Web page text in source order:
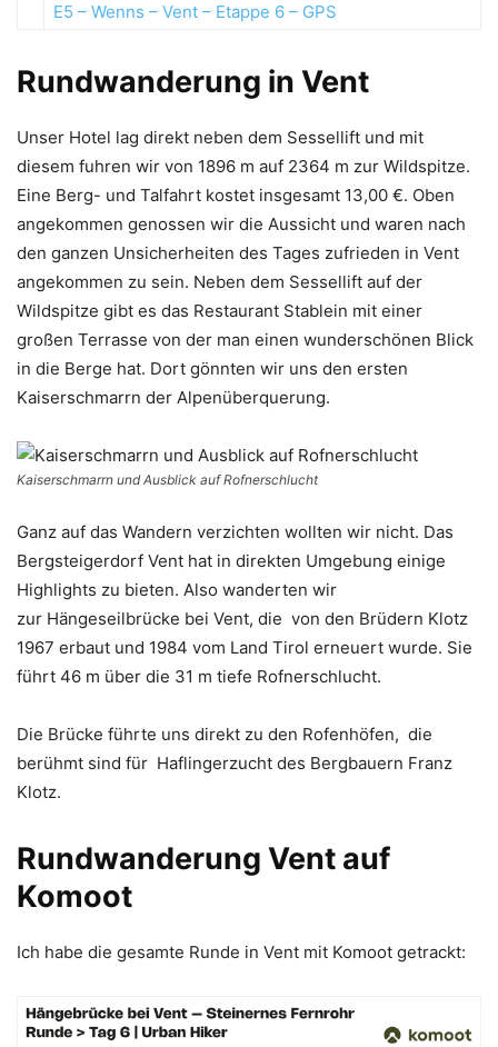
E5 – Wenns – Vent – Etappe 6 – GPS
Rundwanderung in Vent
Unser Hotel lag direkt neben dem Sessellift und mit
diesem fuhren wir von 1896 m auf 2364 m zur Wildspitze.
Eine Berg- und Talfahrt kostet insgesamt 13,00 €. Oben
angekommen genossen wir die Aussicht und waren nach
den ganzen Unsicherheiten des Tages zufrieden in Vent
angekommen zu sein. Neben dem Sessellift auf der
Wildspitze gibt es das Restaurant Stablein mit einer
großen Terrasse von der man einen wunderschönen Blick
in die Berge hat. Dort gönnten wir uns den ersten
Kaiserschmarrn der Alpenüberquerung.
Kaiserschmarrn und Ausblick auf Rofnerschlucht
Ganz auf das Wandern verzichten wollten wir nicht. Das
Bergsteigerdorf Vent hat in direkten Umgebung einige
Highlights zu bieten. Also wanderten wir
zur Hängeseilbrücke bei Vent, die von den Brüdern Klotz
1967 erbaut und 1984 vom Land Tirol erneuert wurde. Sie
führt 46 m über die 31 m tiefe Rofnerschlucht.
Die Brücke führte uns direkt zu den Rofenhöfen, die
berühmt sind für Haflingerzucht des Bergbauern Franz
Klotz.
Rundwanderung Vent auf
Komoot
Ich habe die gesamte Runde in Vent mit Komoot getrackt: